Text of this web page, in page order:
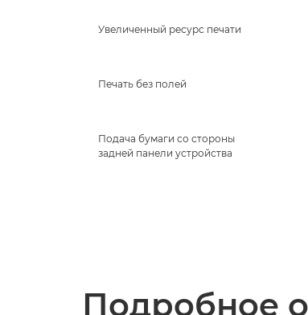
Увеличенный ресурс печати
Печать без полей
Подача бумаги со стороны
задней панели устройства
Подробное